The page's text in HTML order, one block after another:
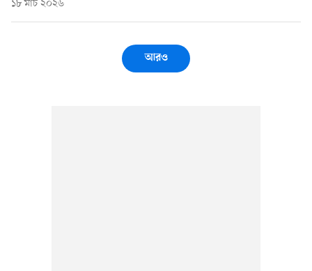
১৮ মার্চ ২০২৬
আরও